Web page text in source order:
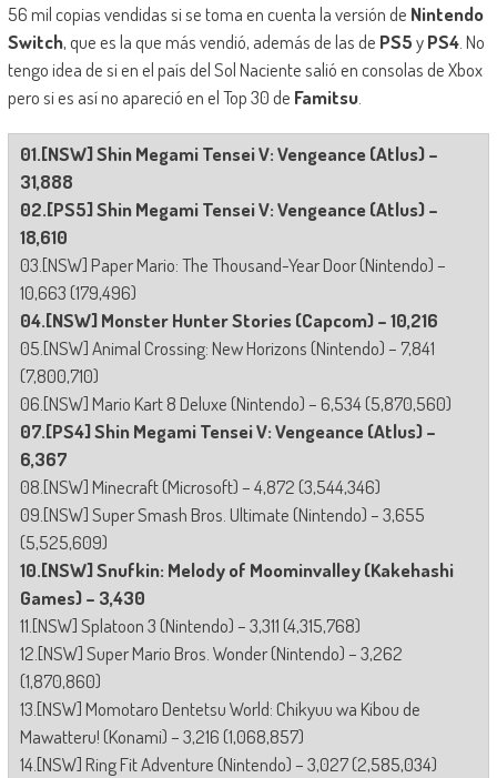
56 mil copias vendidas si se toma en cuenta la versión de Nintendo
Switch, que es la que más vendió, además de las de PS5yPS4. No
tengo idea de si en el país del Sol Naciente salió en consolas de Xbox
pero si es así no apareció en el Top 30 de Famitsu.
01.[NSW] Shin Megami Tensei V: Vengeance (Atlus) –
31,888
02.[PS5] Shin Megami Tensei V: Vengeance (Atlus) –
18,610
03.[NSW] Paper Mario: The Thousand-Year Door (Nintendo) –
10,663 (179,496)
04.[NSW] Monster Hunter Stories (Capcom) – 10,216
05.[NSW] Animal Crossing: New Horizons (Nintendo) – 7,841
(7,800,710)
06.[NSW] Mario Kart 8 Deluxe (Nintendo) – 6,534 (5,870,560)
07.[PS4] Shin Megami Tensei V: Vengeance (Atlus) –
6,367
08.[NSW] Minecraft (Microsoft) – 4,872 (3,544,346)
09.[NSW] Super Smash Bros. Ultimate (Nintendo) – 3,655
(5,525,609)
10.[NSW] Snufkin: Melody of Moominvalley (Kakehashi
Games) – 3,430
11.[NSW] Splatoon 3 (Nintendo) – 3,311 (4,315,768)
12.[NSW] Super Mario Bros. Wonder (Nintendo) – 3,262
(1,870,860)
13.[NSW] Momotaro Dentetsu World: Chikyuu wa Kibou de
Mawatteru! (Konami) – 3,216 (1,068,857)
14.[NSW] Ring Fit Adventure (Nintendo) – 3,027 (2,585,034)